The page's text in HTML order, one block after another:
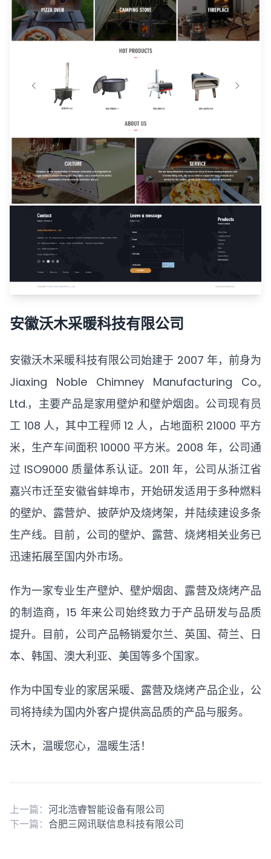
安徽沃木采暖科技有限公司
安徽沃木采暖科技有限公司始建于 2007 年，前身为
Jiaxing Noble Chimney Manufacturing Co.,
Ltd.，主要产品是家用壁炉和壁炉烟囱。公司现有员
工 108 人，其中工程师 12 人，占地面积 21000 平方
米，生产车间面积 10000 平方米。2008 年，公司通
过 ISO9000 质量体系认证。2011 年，公司从浙江省
嘉兴市迁至安徽省蚌埠市，开始研发适用于多种燃料
的壁炉、露营炉、披萨炉及烧烤架，并陆续建设多条
生产线。目前，公司的壁炉、露营、烧烤相关业务已
迅速拓展至国内外市场。
作为一家专业生产壁炉、壁炉烟囱、露营及烧烤产品
的制造商，15 年来公司始终致力于产品研发与品质
提升。目前，公司产品畅销爱尔兰、英国、荷兰、日
本、韩国、澳大利亚、美国等多个国家。
作为中国专业的家居采暖、露营及烧烤产品企业，公
司将持续为国内外客户提供高品质的产品与服务。
沃木，温暖您心，温暖生活！
上一篇： 河北浩睿智能设备有限公司
下一篇： 合肥三网讯联信息科技有限公司